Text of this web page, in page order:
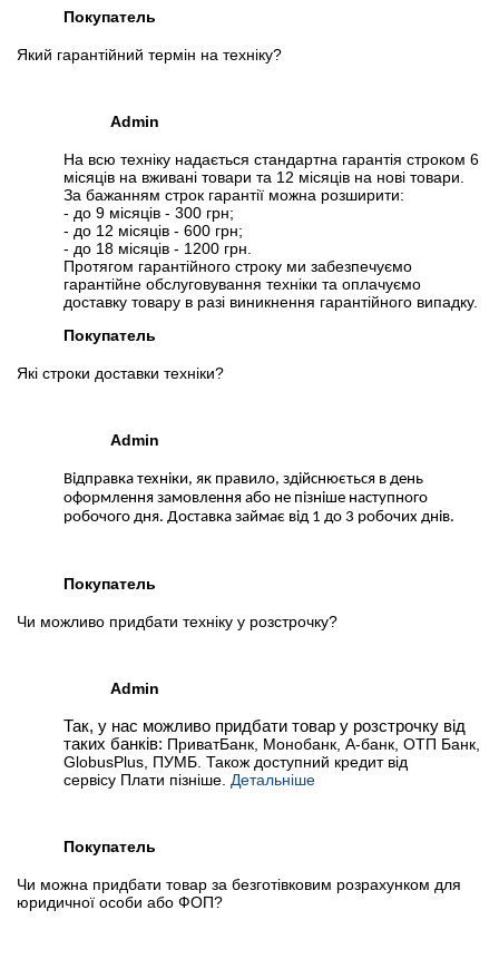
Покупатель
Який гарантійний термін на техніку?
Admin
На всю техніку надається стандартна гарантія строком 6
місяців на вживані товари та 12 місяців на нові товари.
За бажанням строк гарантії можна розширити:
- до 9 місяців - 300 грн;
- до 12 місяців - 600 грн;
- до 18 місяців - 1200 грн.
Протягом гарантійного строку ми забезпечуємо
гарантійне обслуговування техніки та оплачуємо
доставку товару в разі виникнення гарантійного випадку.
Покупатель
Які строки доставки техніки?
Admin
Відправка техніки, як правило, здійснюється в день
оформлення замовлення або не пізніше наступного
робочого дня. Доставка займає від 1 до 3 робочих днів.
Покупатель
Чи можливо придбати техніку у розстрочку?
Admin
Так, у нас можливо придбати товар у розстрочку від
таких банків: ПриватБанк, Монобанк, А-банк, ОТП Банк,
GlobusPlus, ПУМБ. Також доступний кредит від
сервісу Плати пізніше. Детальніше
Покупатель
Чи можна придбати товар за безготівковим розрахунком для
юридичної особи або ФОП?